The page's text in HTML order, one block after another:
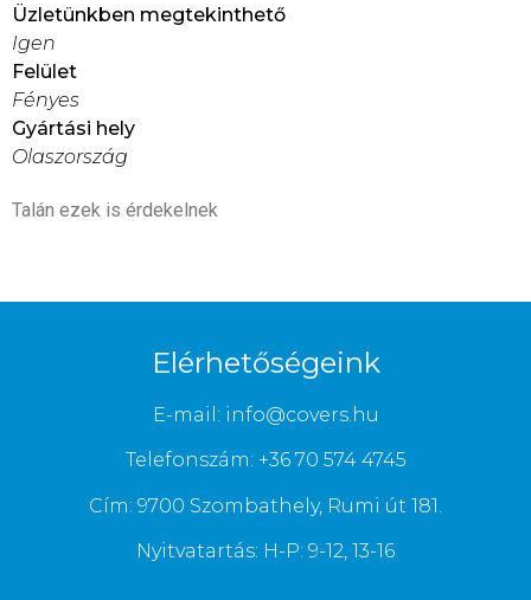
Üzletünkben megtekinthető
Igen
Felület
Fényes
Gyártási hely
Olaszország
Talán ezek is érdekelnek
Elérhetőségeink
E-mail: info@covers.hu
Telefonszám: +36 70 574 4745
Cím: 9700 Szombathely, Rumi út 181.
Nyitvatartás: H-P: 9-12, 13-16